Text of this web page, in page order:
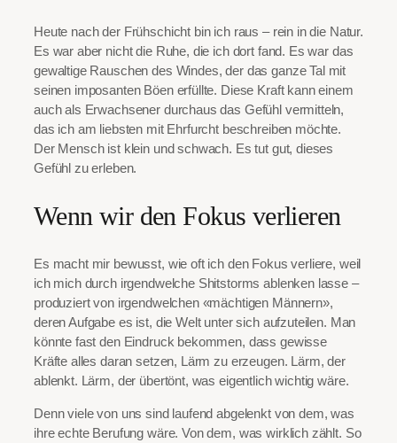
Heute nach der Frühschicht bin ich raus – rein in die Natur.
Es war aber nicht die Ruhe, die ich dort fand. Es war das
gewaltige Rauschen des Windes, der das ganze Tal mit
seinen imposanten Böen erfüllte. Diese Kraft kann einem
auch als Erwachsener durchaus das Gefühl vermitteln,
das ich am liebsten mit Ehrfurcht beschreiben möchte.
Der Mensch ist klein und schwach. Es tut gut, dieses
Gefühl zu erleben.
Wenn wir den Fokus verlieren
Es macht mir bewusst, wie oft ich den Fokus verliere, weil
ich mich durch irgendwelche Shitstorms ablenken lasse –
produziert von irgendwelchen «mächtigen Männern»,
deren Aufgabe es ist, die Welt unter sich aufzuteilen. Man
könnte fast den Eindruck bekommen, dass gewisse
Kräfte alles daran setzen, Lärm zu erzeugen. Lärm, der
ablenkt. Lärm, der übertönt, was eigentlich wichtig wäre.
Denn viele von uns sind laufend abgelenkt von dem, was
ihre echte Berufung wäre. Von dem, was wirklich zählt. So